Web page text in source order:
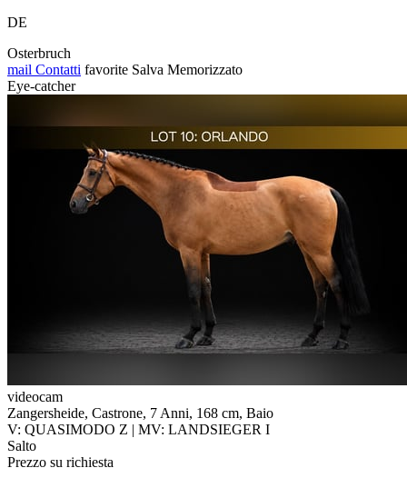
DE
Osterbruch
mail Contatti favorite Salva Memorizzato
Eye-catcher
videocam
Zangersheide, Castrone, 7 Anni, 168 cm, Baio
V: QUASIMODO Z | MV: LANDSIEGER I
Salto
Prezzo su richiesta